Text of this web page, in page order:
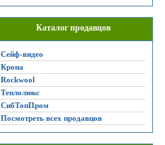
Каталог продавцов
Сейф-видео
Крона
Rockwool
Теплолюкс
СибТопПром
Посмотреть всех продавцов